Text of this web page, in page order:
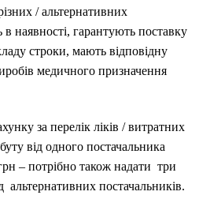
/ альтернативних
наявності, гарантують поставку
строки, мають відповідну
медичного призначення
за перелік ліків / витратних
від одного постачальника
– потрібно також надати три
альтернативних постачальників.